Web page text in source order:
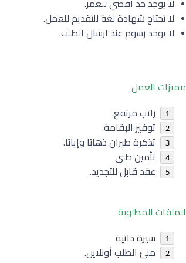
لا يوجد حد أقصي للعمر.
لا تحتاج شهادة لغة للتقديم للعمل.
لا يوجد رسوم عند ارسال الطلب.
مميزات العمل
راتب مرتفع.
توفير الإقامة.
تذكرة طيران ذهابًا وإيابًا.
تأمين طبي
عقد قابل للتجديد.
الملفات المطلوبة
سيرة ذاتية
ملئ الطلب أونلاين.